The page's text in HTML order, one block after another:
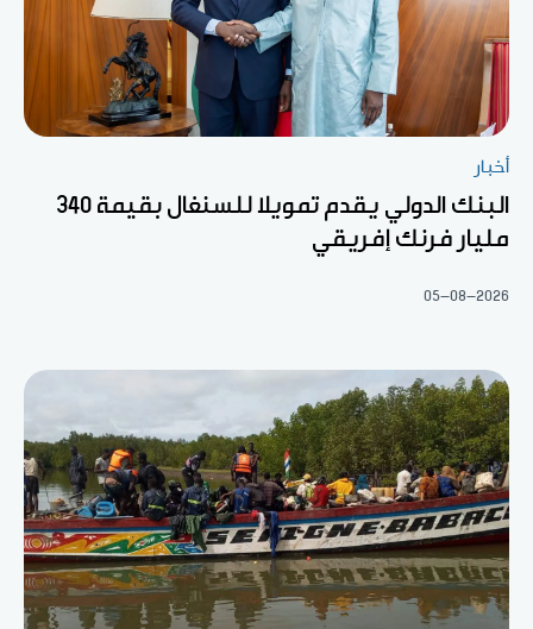
أخبار
البنك الدولي يقدم تمويلا للسنغال بقيمة 340
مليار فرنك إفريقي
05-08-2026